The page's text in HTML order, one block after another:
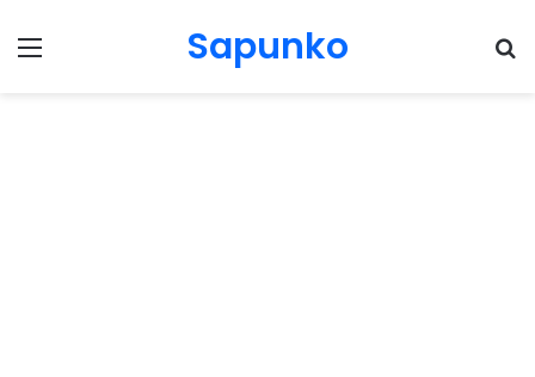
Menu Sapunko